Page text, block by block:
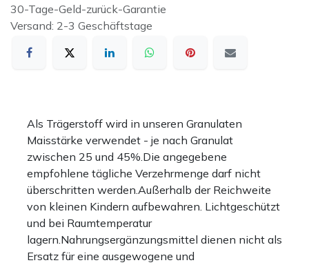
30-Tage-Geld-zurück-Garantie
Versand: 2-3 Geschäftstage
Als Trägerstoff wird in unseren Granulaten
Maisstärke verwendet - je nach Granulat
zwischen 25 und 45%.Die angegebene
empfohlene tägliche Verzehrmenge darf nicht
überschritten werden.Außerhalb der Reichweite
von kleinen Kindern aufbewahren. Lichtgeschützt
und bei Raumtemperatur
lagern.Nahrungsergänzungsmittel dienen nicht als
Ersatz für eine ausgewogene und